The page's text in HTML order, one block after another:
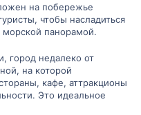
на побережье
чтобы насладиться
панорамой.
город недалеко от
на которой
кафе, аттракционы
Это идеальное